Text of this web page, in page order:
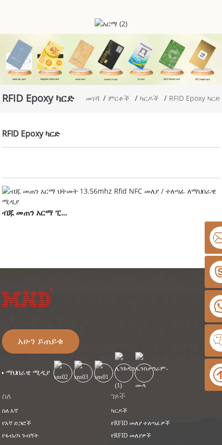
RFID Epoxy ካርድ መነሻ ምርቶች ካርዶች RFID Epoxy ካርድ
RFID Epoxy ካርድ
ብጁ መጠን አርማ ፒ...
አሁን ይጠይቁ
ማህበራዊ ሚዲያ
ስለ
ስለ እኛ
የእኛ ድጋፎች
የፋብሪካ ጉብኝት
ገጾች
ካርዶች
የRFID መለያ ተለጣፊዎች
የRFID መለያዎች